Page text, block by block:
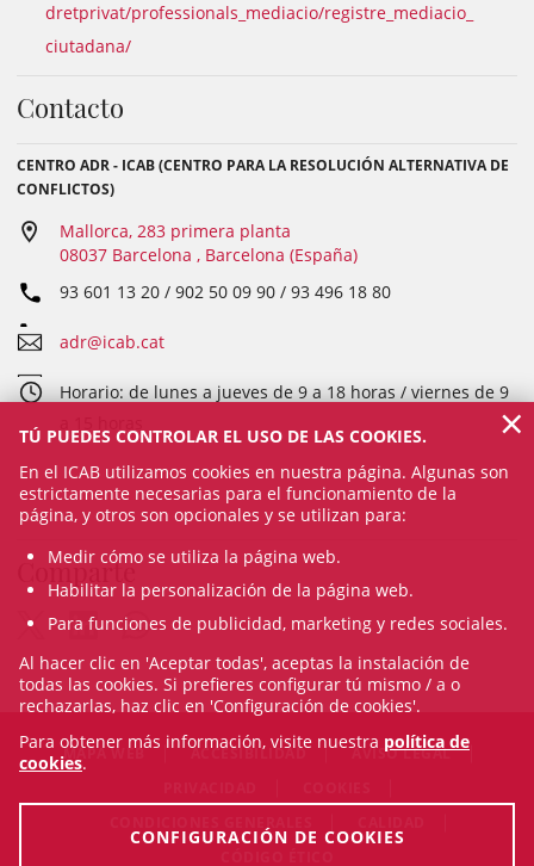
dretprivat/professionals_ mediacio/registre_mediacio_
ciutadana/
Contacto
CENTRO ADR - ICAB (CENTRO PARA LA RESOLUCIÓN ALTERNATIVA DE
CONFLICTOS)
Mallorca, 283 primera planta
08037 Barcelona , Barcelona (España)
93 601 13 20 / 902 50 09 90 / 93 496 18 80
adr@icab.cat
Horario: de lunes a jueves de 9 a 18 horas / viernes de 9
Comparte
MAPA WEB ACCESIBILIDAD
AVISO LEGAL
TÚ PUEDES CONTROLAR EL USO DE LAS COOKIES.
En el ICAB utilizamos cookies en nuestra página. Algunas son
estrictamente necesarias para el funcionamiento de la
página, y otros son opcionales y se utilizan para:
Medir cómo se utiliza la página web.
Habilitar la personalización de la página web.
Para funciones de publicidad, marketing y redes sociales.
Al hacer clic en 'Aceptar todas', aceptas la instalación de
todas las cookies. Si prefieres configurar tú mismo / a o
rechazarlas, haz clic en 'Configuración de cookies'.
Para obtener más información, visite nuestra política de
cookies.
CONFIGURACIÓN DE COOKIES
×